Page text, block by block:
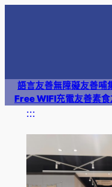
語言友善無障礙友善哺
Free WIFI充電友善素
:::